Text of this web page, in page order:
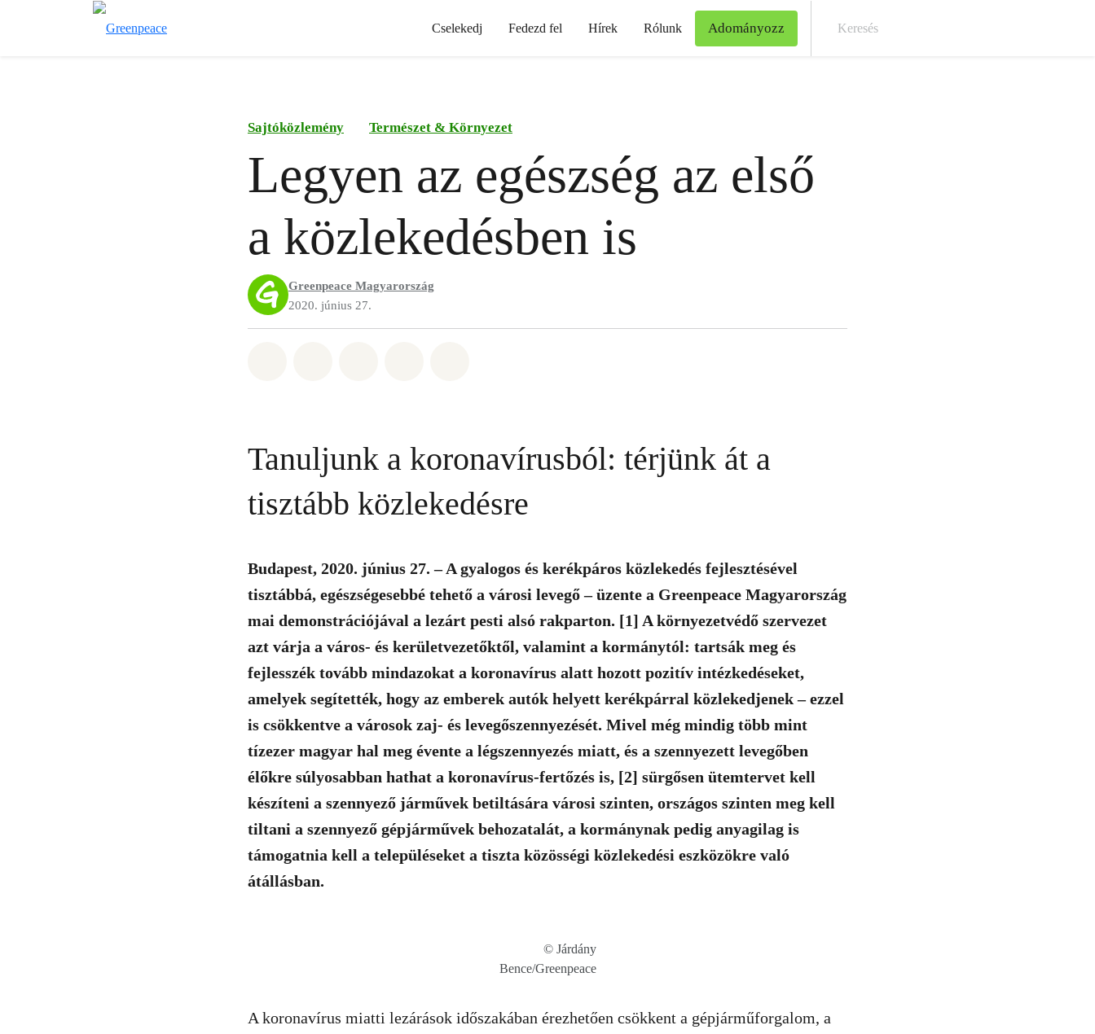
Cselekedj Fedezd fel Hírek Rólunk Adományozz
Sajtóközlemény Természet & Környezet
Legyen az egészség az első
a közlekedésben is
Greenpeace Magyarország
2020. június 27.
Tanuljunk a koronavírusból: térjünk át a
tisztább közlekedésre
Budapest, 2020. június 27. – A gyalogos és kerékpáros közlekedés fejlesztésével
tisztábbá, egészségesebbé tehető a városi levegő – üzente a Greenpeace Magyarország
mai demonstrációjával a lezárt pesti alsó rakparton. [1] A környezetvédő szervezet
azt várja a város- és kerületvezetőktől, valamint a kormánytól: tartsák meg és
fejlesszék tovább mindazokat a koronavírus alatt hozott pozitív intézkedéseket,
amelyek segítették, hogy az emberek autók helyett kerékpárral közlekedjenek – ezzel
is csökkentve a városok zaj- és levegőszennyezését. Mivel még mindig több mint
tízezer magyar hal meg évente a légszennyezés miatt, és a szennyezett levegőben
élőkre súlyosabban hathat a koronavírus-fertőzés is, [2] sürgősen ütemtervet kell
készíteni a szennyező járművek betiltására városi szinten, országos szinten meg kell
tiltani a szennyező gépjárművek behozatalát, a kormánynak pedig anyagilag is
támogatnia kell a településeket a tiszta közösségi közlekedési eszközökre való
átállásban.
© Járdány
Bence/Greenpeace
A koronavírus miatti lezárások időszakában érezhetően csökkent a gépjárműforgalom, a